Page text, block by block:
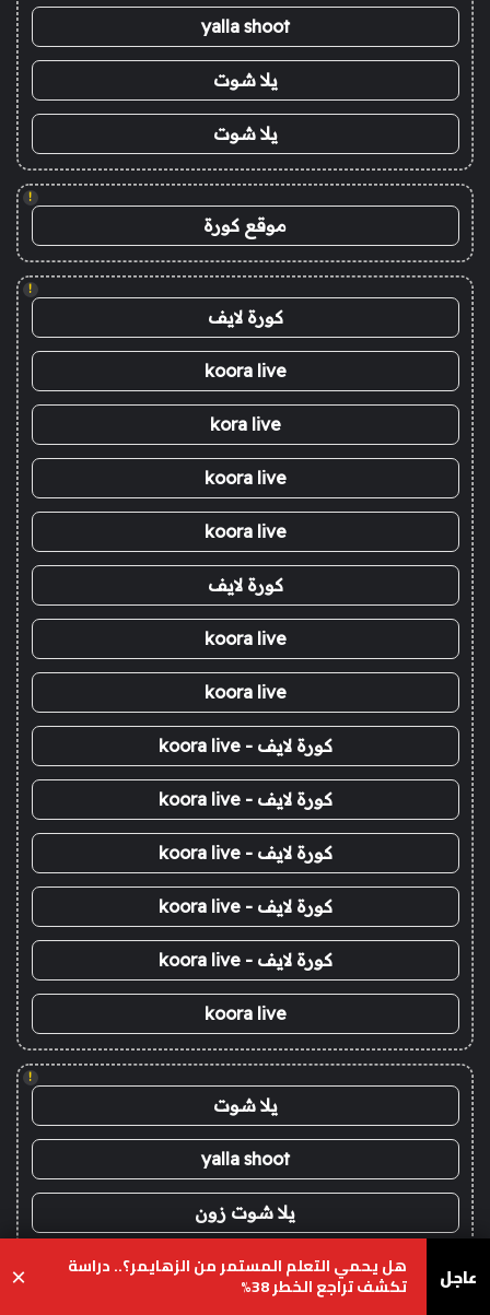
yalla shoot
يلا شوت
يلا شوت
!
موقع كورة
!
كورة لايف
koora live
kora live
koora live
koora live
كورة لايف
koora live
koora live
كورة لايف - koora live
كورة لايف - koora live
كورة لايف - koora live
كورة لايف - koora live
كورة لايف - koora live
koora live
!
يلا شوت
yalla shoot
يلا شوت زون
يلا لايف عاجل هل يحمي التعلم المستمر من الزهايمر؟.. دراسة
تكشف تراجع الخطر 38% ×